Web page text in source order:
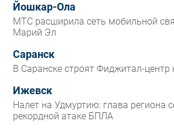
Йошкар-Ола
МТС расширила сеть мобильной
Марий Эл
Саранск
В Саранске строят Фиджитал-центр
Ижевск
Налет на Удмуртию: глава региона
рекордной атаке БПЛА